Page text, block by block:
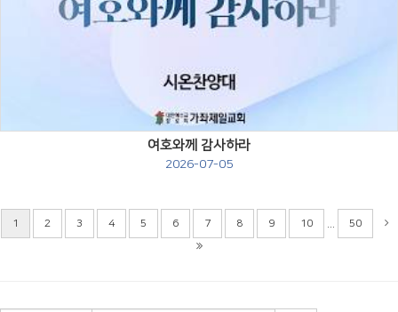
여호와께 감사하라
2026-07-05
1 2 3 4 5 6 7 8 9 10 50